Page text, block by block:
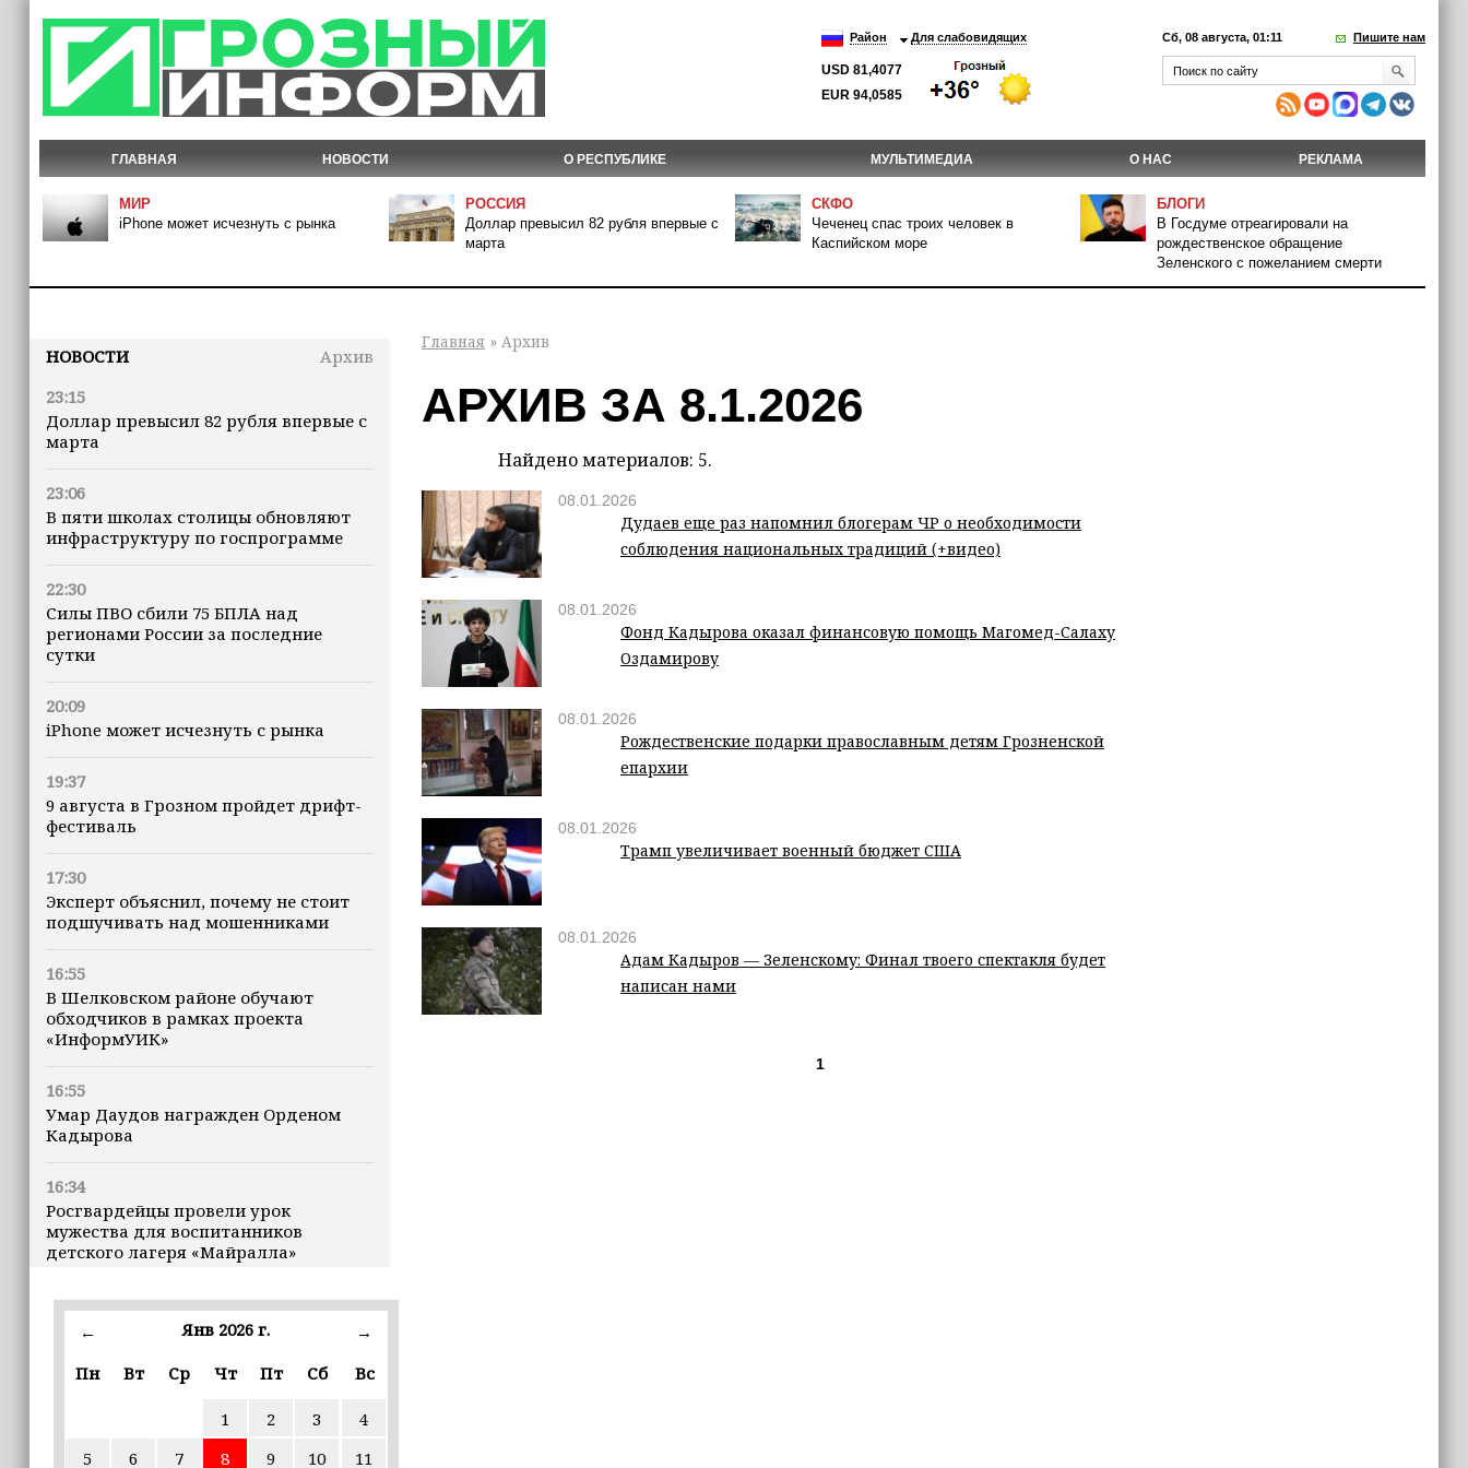
Район Для слабовидящих
USD 81,4077
EUR 94,0585
Сб, 08 августа, 01:11 Пишите нам
ГЛАВНАЯ НОВОСТИ О РЕСПУБЛИКЕ МУЛЬТИМЕДИА О НАС РЕКЛАМА
МИР
iPhone может исчезнуть с рынка
РОССИЯ
Доллар превысил 82 рубля впервые с
марта
СКФО
Чеченец спас троих человек в
Каспийском море
БЛОГИ
В Госдуме отреагировали на
рождественское обращение
Зеленского с пожеланием смерти
НОВОСТИ
Архив
23:15
Доллар превысил 82 рубля впервые с
марта
23:06
В пяти школах столицы обновляют
инфраструктуру по госпрограмме
22:30
Силы ПВО сбили 75 БПЛА над
регионами России за последние
сутки
20:09
iPhone может исчезнуть с рынка
19:37
9 августа в Грозном пройдет дрифт-
фестиваль
17:30
Эксперт объяснил, почему не стоит
подшучивать над мошенниками
16:55
В Шелковском районе обучают
обходчиков в рамках проекта
«ИнформУИК»
16:55
Умар Даудов награжден Орденом
Кадырова
16:34
Росгвардейцы провели урок
мужества для воспитанников
детского лагеря «Майралла»
16:30
Дмитрий Чернышенко: Внутренний
въездной — на 20,1%
Из бюджета Чечни дополнительно
← Янв 2026 г.
→
Пн
Вт Ср Чт Пт Сб Вс
1 2 3
4
5
6 7 8 9 10 11
Главная » Архив
АРХИВ ЗА 8.1.2026
Найдено материалов: 5.
08.01.2026
Дудаев еще раз напомнил блогерам ЧР о необходимости
соблюдения национальных традиций (+видео)
08.01.2026
Фонд Кадырова оказал финансовую помощь Магомед-Салаху
Оздамирову
08.01.2026
Рождественские подарки православным детям Грозненской
епархии
08.01.2026
Трамп увеличивает военный бюджет США
08.01.2026
Адам Кадыров — Зеленскому: Финал твоего спектакля будет
написан нами
1